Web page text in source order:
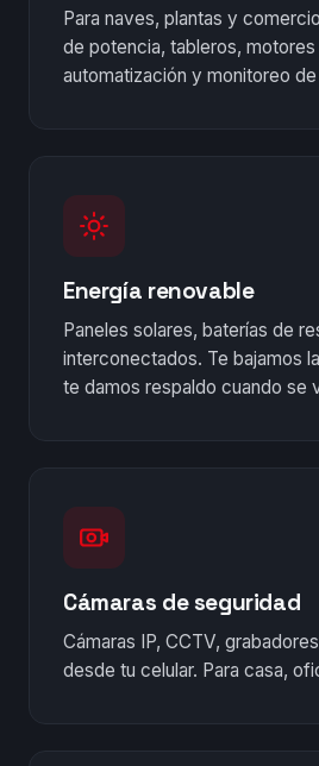
Para naves, plantas y
de potencia, tableros,
automatización y monitoreo
Energía renovable
Paneles solares, baterías de
interconectados. Te bajamos
te damos respaldo cuando se
Cámaras de seguridad
Cámaras IP, CCTV,
desde tu celular. Para casa,